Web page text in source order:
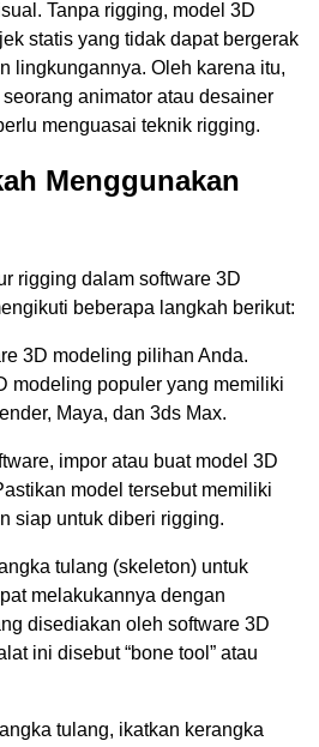
Tanpa rigging, model 3D
statis yang tidak dapat bergerak
lingkungannya. Oleh karena itu,
animator atau desainer
menguasai teknik rigging.
Menggunakan
rigging dalam software 3D
beberapa langkah berikut:
3D modeling pilihan Anda.
modeling populer yang memiliki
Maya, dan 3ds Max.
impor atau buat model 3D
model tersebut memiliki
siap untuk diberi rigging.
tulang (skeleton) untuk
melakukannya dengan
disediakan oleh software 3D
ini disebut “bone tool” atau
tulang, ikatkan kerangka